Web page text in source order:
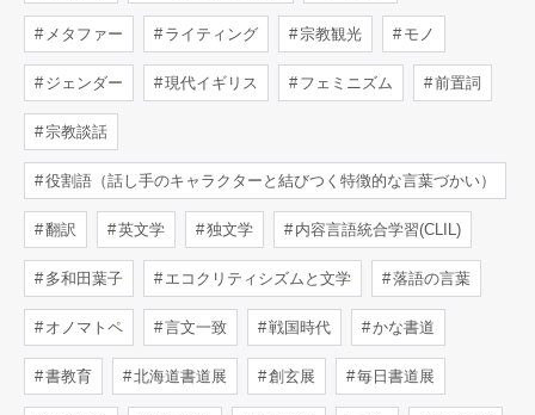
メタファー ライティング 宗教観光 モノ
ジェンダー 現代イギリス フェミニズム 前置詞
宗教談話
役割語（話し手のキャラクターと結びつく特徴的な言葉づかい）
翻訳 英文学 独文学 内容言語統合学習(CLIL)
多和田葉子 エコクリティシズムと文学 落語の言葉
オノマトペ 言文一致 戦国時代 かな書道
書教育 北海道書道展 創玄展 毎日書道展